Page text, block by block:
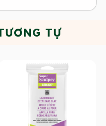
TỰ